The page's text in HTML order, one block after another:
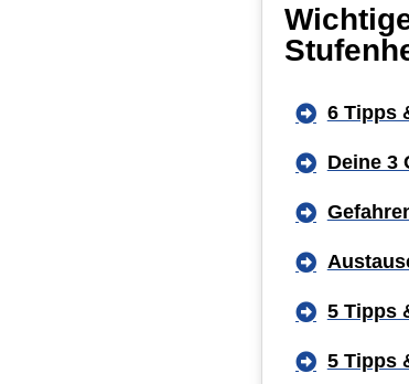
6 Tipps
Deine 3
5 Tipps
5 Tipps